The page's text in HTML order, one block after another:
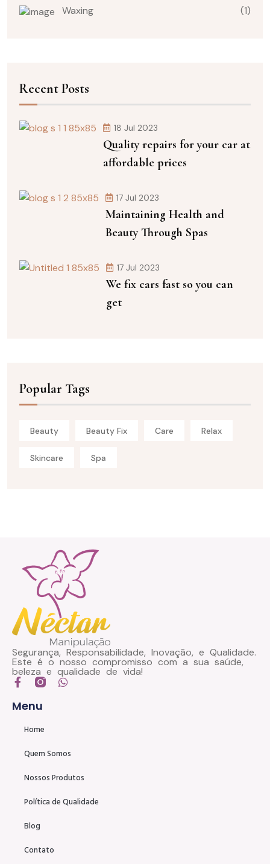
Waxing (1)
Recent Posts
18 Jul 2023
Quality repairs for your car at
affordable prices
17 Jul 2023
Maintaining Health and
Beauty Through Spas
17 Jul 2023
We fix cars fast so you can
get
Popular Tags
Beauty Beauty Fix Care Relax
Skincare Spa
Segurança, Responsabilidade, Inovação, e Qualidade.
Este é o nosso compromisso com a sua saúde,
beleza e qualidade de vida!
Menu
Home
Quem Somos
Nossos Produtos
Política de Qualidade
Blog
Contato